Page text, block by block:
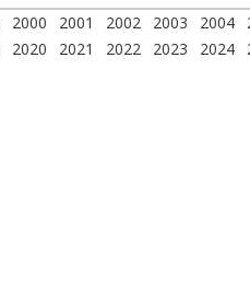
2000 2001 2002 2003 2004
2020 2021 2022 2023 2024